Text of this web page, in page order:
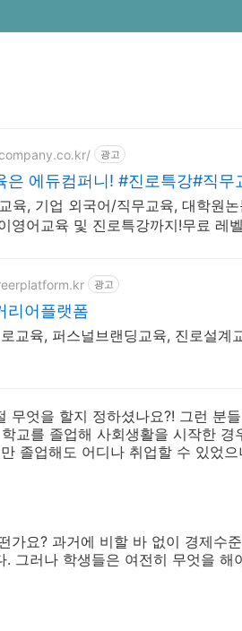
광고
은 에듀컴퍼니! #진로특강#직무
육, 기업 외국어/직무교육, 대학원
영어교육 및 진로특강까지!무료 레
광고
리어플랫폼
교육, 퍼스널브랜딩교육, 진로설계
무엇을 할지 정하셨나요?! 그런 분
교를 졸업해 사회생활을 시작한 경
졸업해도 어디나 취업할 수 있었으
가요? 과거에 비할 바 없이 경제수
. 그러나 학생들은 여전히 무엇을